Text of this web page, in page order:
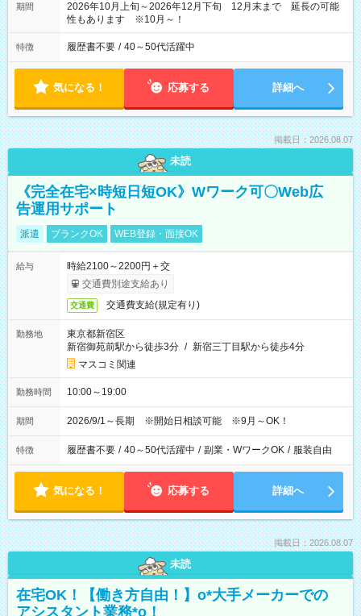
期間
2026年10月上旬～2026年12月下旬 12月末まで 延長の可能
性もあります ※10月～！
特徴 履歴書不要 / 40～50代活躍中
気になる！ 応募する 詳細へ
掲載日：2026.08.07
未読
《完全在宅×時短日短OK》Wワーク可〇Web広
告運用サポート
派遣 ブランクOK WEB登録・面接OK
給与
時給2100～2200円＋交
交通費別途支給あり
交通費 交通費支給(規定有り)
勤務地
東京都新宿区
新宿御苑前駅から徒歩3分 / 新宿三丁目駅から徒歩4分
マスコミ関連
勤務時間 10:00～19:00
期間 2026/9/1～長期 ※開始日相談可能 ※9月～OK！
特徴 履歴書不要 / 40～50代活躍中 / 副業・WワークOK / 服装自由
気になる！ 応募する 詳細へ
掲載日：2026.08.07
未読
在宅OK！【働き方自由！】o*大手メーカーでの
アシスタント業務*o！